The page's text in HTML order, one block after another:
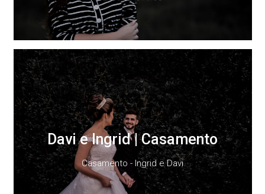
Davi e Ingrid | Casamento
Casamento - Ingrid e Davi